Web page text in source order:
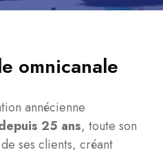
omnicanale
annécienne
25 ans, toute son
ses clients, créant